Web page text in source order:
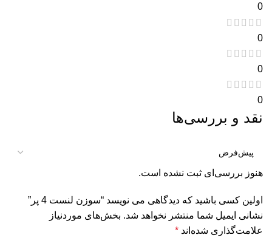
0
0
0
0
نقد و بررسی‌ها
هنوز بررسی‌ای ثبت نشده است.
اولین کسی باشید که دیدگاهی می نویسد “سوزن لنست 4 پر”
نشانی ایمیل شما منتشر نخواهد شد. بخش‌های موردنیاز
علامت‌گذاری شده‌اند *